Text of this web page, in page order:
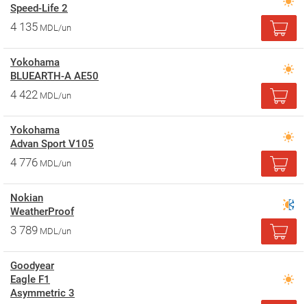
Speed-Life 2
4 135 MDL/un
Yokohama
BLUEARTH-A AE50
4 422 MDL/un
Yokohama
Advan Sport V105
4 776 MDL/un
Nokian
WeatherProof
3 789 MDL/un
Goodyear
Eagle F1
Asymmetric 3